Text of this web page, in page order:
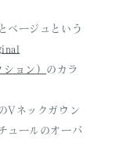
ベージュという
ョン） のカラ
Vネックガウン
ュールのオーバ